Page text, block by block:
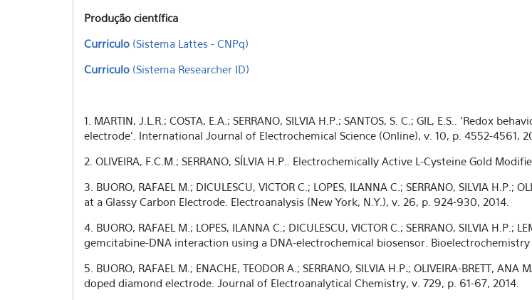
Produção científica
Curriculo (Sistema Lattes - CNPq)
Curriculo (Sistema Researcher ID)
1. MARTIN, J.L.R.; COSTA, E.A.; SERRANO, SILVIA H.P.; SANTOS, S. C.; GIL, E.S.. 'Redox
electrode'. International Journal of Electrochemical Science (Online), v. 10, p. 4552-4561,
2. OLIVEIRA, F.C.M.; SERRANO, SÍLVIA H.P.. Electrochemically Active L-Cysteine Gold
3. BUORO, RAFAEL M.; DICULESCU, VICTOR C.; LOPES, ILANNA C.; SERRANO, SILVIA
at a Glassy Carbon Electrode. Electroanalysis (New York, N.Y.), v. 26, p. 924-930, 2014.
4. BUORO, RAFAEL M.; LOPES, ILANNA C.; DICULESCU, VICTOR C.; SERRANO, SILVIA H.P.;
gemcitabine-DNA interaction using a DNA-electrochemical biosensor.
5. BUORO, RAFAEL M.; ENACHE, TEODOR A.; SERRANO, SILVIA H.P.; OLIVEIRA-BRETT,
doped diamond electrode. Journal of Electroanalytical Chemistry, v. 729, p. 61-67, 2014.